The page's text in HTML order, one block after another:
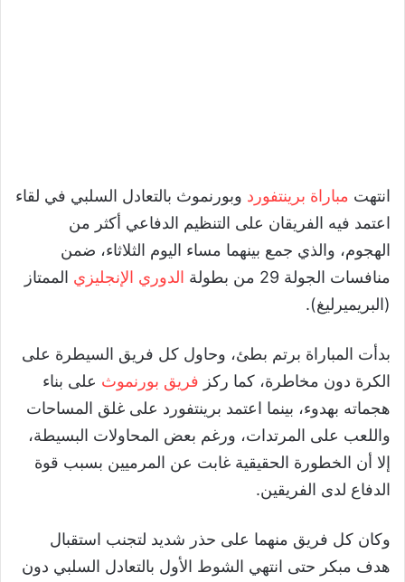
انتهت مباراة برينتفورد وبورنموث بالتعادل السلبي في لقاء
اعتمد فيه الفريقان على التنظيم الدفاعي أكثر من
الهجوم، والذي جمع بينهما مساء اليوم الثلاثاء، ضمن
منافسات الجولة 29 من بطولة
الدوري الإنجليزي الممتاز
(البريميرليغ).
بدأت المباراة برتم بطئ، وحاول كل فريق السيطرة على
الكرة دون مخاطرة، كما ركز فريق بورنموث على بناء
هجماته بهدوء، بينما اعتمد برينتفورد على غلق المساحات
واللعب على المرتدات، ورغم بعض المحاولات البسيطة،
إلا أن الخطورة الحقيقية غابت عن المرميين بسبب قوة
الدفاع لدى الفريقين.
وكان كل فريق منهما على حذر شديد لتجنب استقبال
هدف مبكر حتى انتهي الشوط الأول بالتعادل السلبي دون